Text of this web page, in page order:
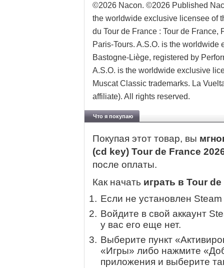
©2026 Nacon. ©2026 Published
the worldwide exclusive licensee of
du Tour de France : Tour de
Paris-Tours. A.S.O. is the
Bastogne-Liège, registered by
A.S.O. is the worldwide exclusive
Muscat Classic trademarks. La
affiliate). All rights reserved.
Что я покупаю
Покупая этот товар, вы
(cd key) Tour de France
после оплаты.
Как начать играть в Tour
Если не установлен
Войдите в свой аккаунт
у вас его еще нет.
Выберите пункт
«Игры» либо нажмите
приложения и выберите